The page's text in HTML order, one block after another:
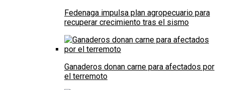
Fedenaga impulsa plan agropecuario para
recuperar crecimiento tras el sismo
Ganaderos donan carne para afectados por
el terremoto